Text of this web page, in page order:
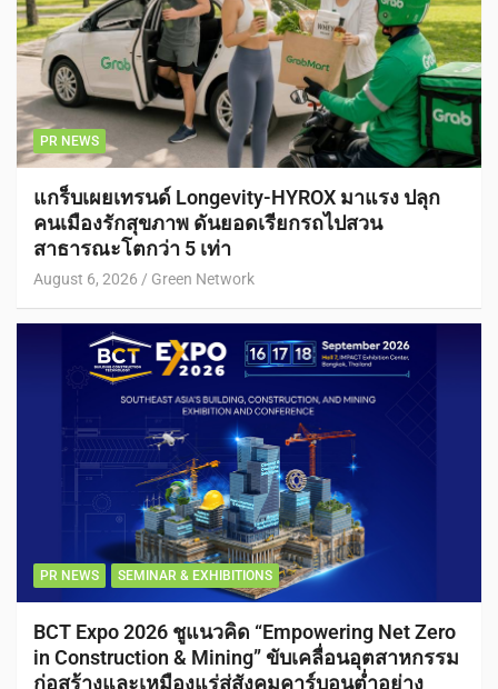
PR NEWS
แกร็บเผยเทรนด์ Longevity-HYROX มาแรง ปลุก
คนเมืองรักสุขภาพ ดันยอดเรียกรถไปสวน
สาธารณะโตกว่า 5 เท่า
August 6, 2026 Green Network
PR NEWS SEMINAR & EXHIBITIONS
BCT Expo 2026 ชูแนวคิด “Empowering Net Zero
in Construction & Mining” ขับเคลื่อนอุตสาหกรรม
ก่อสร้างและเหมืองแร่สู่สังคมคาร์บอนต่ำอย่าง